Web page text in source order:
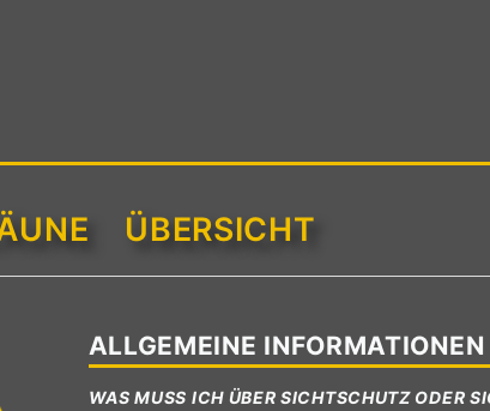
ÜBERSICHT
ALLGEMEINE
WAS MUSS ICH ÜBER SICHTSCHUTZ ODER